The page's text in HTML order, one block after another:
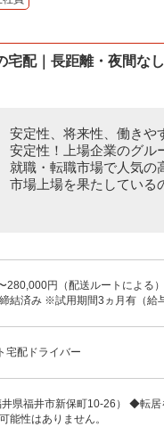
配｜長距離・夜間な
安定性、将来性、働き
安定性！上場企業のグル
就職・転職市場で人気の
市場上場を果たしている
280,000円（配送ルートによ
結済み ※試用期間3ヵ月有（給
宅配ドライバー
井県福井市新保町10-26） ◆転
能性はありません。